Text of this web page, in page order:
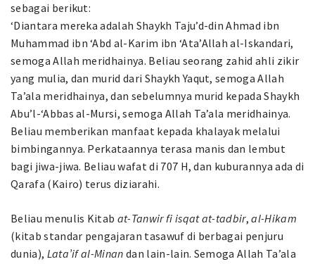
sebagai berikut:
‘Diantara mereka adalah Shaykh Taju’d-din Ahmad ibn
Muhammad ibn ‘Abd al-Karim ibn ‘Ata’Allah al-Iskandari,
semoga Allah meridhainya. Beliau seorang zahid ahli zikir
yang mulia, dan murid dari Shaykh Yaqut, semoga Allah
Ta’ala meridhainya, dan sebelumnya murid kepada Shaykh
Abu’l-‘Abbas al-Mursi, semoga Allah Ta’ala meridhainya.
Beliau memberikan manfaat kepada khalayak melalui
bimbingannya. Perkataannya terasa manis dan lembut
bagi jiwa-jiwa. Beliau wafat di 707 H, dan kuburannya ada di
Qarafa (Kairo) terus diziarahi.
Beliau menulis Kitab at-Tanwir fi isqat at-tadbir,al-Hikam
(kitab standar pengajaran tasawuf di berbagai penjuru
dunia), Lata’if al-Minan dan lain-lain. Semoga Allah Ta’ala